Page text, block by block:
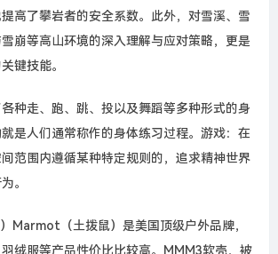
高了攀岩者的安全系数。此外，对雪溪、雪
崩等高山环境的深入理解与应对策略，更是
键技能。
种走、跑、跳、投以及舞蹈等多种形式的身
是人们通常称作的身体练习过程。游戏：在
范围内遵循某种特定规则的，追求精神世界
。
Marmot（土拨鼠）是美国顶级户外品牌，
绒服等产品性价比比较高。MMM3软壳，被